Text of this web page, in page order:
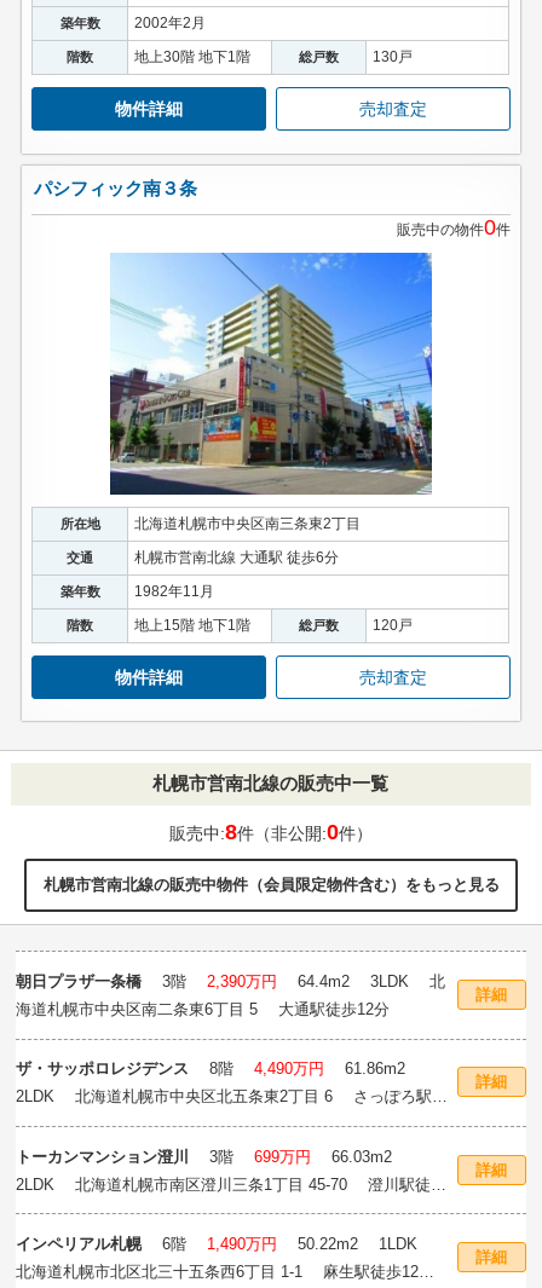
築年数 2002年2月
階数 地上30階 地下1階 総戸数 130戸
物件詳細 売却査定
パシフィック南３条
販売中の物件0件
所在地 北海道札幌市中央区南三条東2丁目
交通 札幌市営南北線 大通駅 徒歩6分
築年数 1982年11月
階数 地上15階 地下1階 総戸数 120戸
物件詳細 売却査定
札幌市営南北線の販売中一覧
販売中:8件（非公開:0件）
札幌市営南北線の販売中物件（会員限定物件含む）をもっと見る
朝日プラザ一条橋 3階2,390万円 64.4m2 3LDK 北
海道札幌市中央区南二条東6丁目 5 大通駅徒歩12分
詳細
ザ・サッポロレジデンス 8階4,490万円 61.86m2
2LDK 北海道札幌市中央区北五条東2丁目 6 さっぽろ駅徒
歩10分
詳細
トーカンマンション澄川 3階699万円 66.03m2
2LDK 北海道札幌市南区澄川三条1丁目 45-70 澄川駅徒歩
6分
詳細
インペリアル札幌 6階 1,490万円 50.22m2
北海道札幌市北区北三十五条西6丁目 1-1 麻生駅徒歩12
詳細